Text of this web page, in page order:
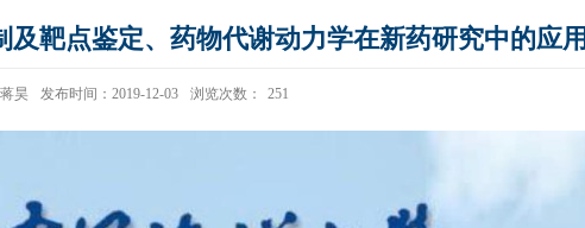
及靶点鉴定、药物代谢动力学在新药研究中的应用
昊 发布时间：2019-12-03 浏览次数： 251